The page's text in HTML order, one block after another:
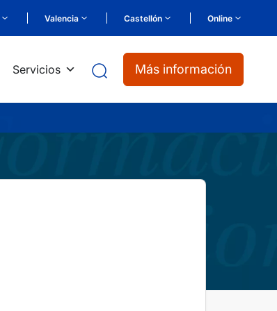
Valencia Castellón Online
Servicios Más información